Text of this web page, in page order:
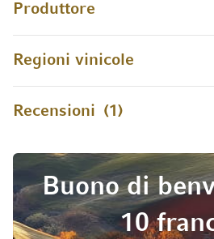
Produttore
Regioni vinicole
Recensioni 1
Buono di
10